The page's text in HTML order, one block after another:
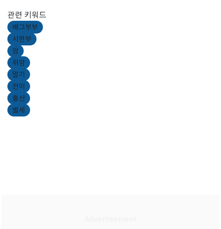
관련 키워드
배그부부
시한부
암
위암
말기
전이
출산
별세